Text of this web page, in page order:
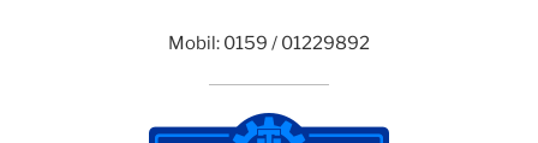
Mobil: 0159 / 01229892